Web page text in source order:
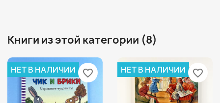
Книги из этой категории (8)
НЕТ В НАЛИЧИИ favorite_border НЕТ В НАЛИЧИИ favorite_border